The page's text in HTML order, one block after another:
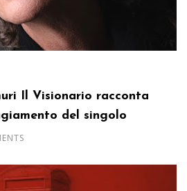
Il Visionario racconta
del singolo